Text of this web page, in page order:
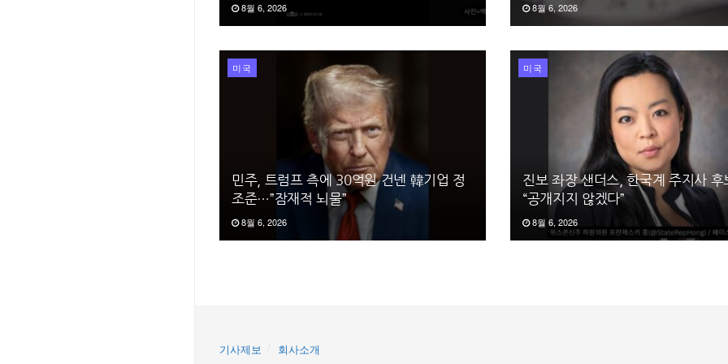
8월 6, 2026 8월 6, 2026
미국
민주, 트럼프 측에 30억원 건넨 韓기업 정
조준…”잠재적 뇌물”
8월 6, 2026
미국
진보 좌장 샌더스, 한국계 주지사 후
“공개지지 않겠다”
8월 6, 2026
기사제보 회사소개